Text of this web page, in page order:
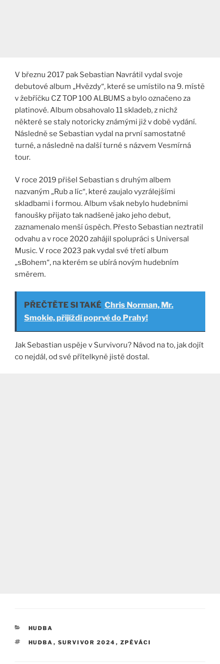
V březnu 2017 pak Sebastian Navrátil vydal svoje
debutové album „Hvězdy“, které se umístilo na 9. místě
v žebříčku CZ TOP 100 ALBUMS a bylo označeno za
platinové. Album obsahovalo 11 skladeb, z nichž
některé se staly notoricky známými již v době vydání.
Následně se Sebastian vydal na první samostatné
turné, a následně na další turné s názvem Vesmírná
tour.
V roce 2019 přišel Sebastian s druhým albem
nazvaným „Rub a líc“, které zaujalo vyzrálejšími
skladbami i formou. Album však nebylo hudebními
fanoušky přijato tak nadšeně jako jeho debut,
zaznamenalo menší úspěch. Přesto Sebastian neztratil
odvahu a v roce 2020 zahájil spolupráci s Universal
Music. V roce 2023 pak vydal své třetí album
„sBohem“, na kterém se ubírá novým hudebním
směrem.
PŘEČTĚTE SI TAKÉ Chris Norman, Mr.
Smokie, přijíždí poprvé do Prahy!
Jak Sebastian uspěje v Survivoru? Návod na to, jak dojít
co nejdál, od své přítelkyně jistě dostal.
RUBRIKY
HUDBA
ŠTÍTKY
HUDBA , SURVIVOR 2024 , ZPĚVÁCI